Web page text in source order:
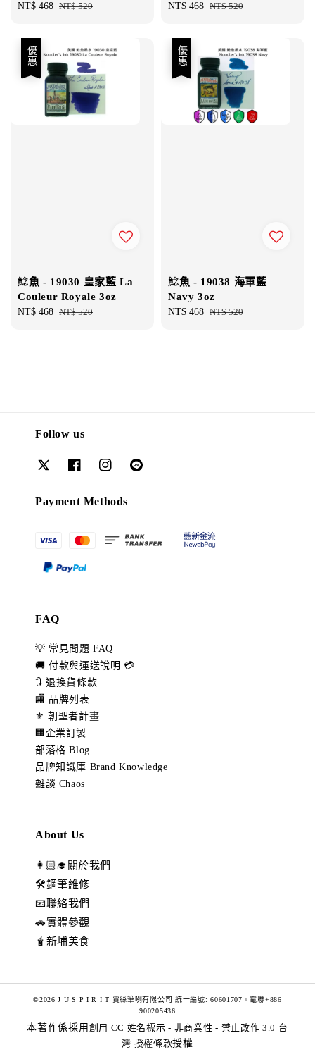
Sale
NT$ 468 Regular
NT$ 520
Sale
NT$ 468 Regular
NT$ 520
優惠
鯰魚 - 19030 皇家藍 La
Couleur Royale 3oz
Sale
NT$ 468 Regular
NT$ 520
優惠
鯰魚 - 19038 海軍藍
Navy 3oz
Sale
NT$ 468 Regular
NT$ 520
Follow us
Payment Methods
FAQ
💡 常見問題 FAQ
🚚 付款與運送說明 💳
🔃 退換貨條款
🏬 品牌列表
⚜️ 朝聖者計畫
🏢企業訂製
部落格 Blog
品牌知識庫 Brand Knowledge
雜談 Chaos
About Us
👩🏻‍🎓關於我們
🛠️鋼筆維修
📧聯絡我們
🚗實體參觀
🧋新埔美食
©2026 J U S P I R I T 賈絲筆咧有限公司 統一編號: 60601707。電聯+886
900205436
本著作係採用 創用 CC 姓名標示 - 非商業性 - 禁止改作 3.0 台
灣 授權條款授權